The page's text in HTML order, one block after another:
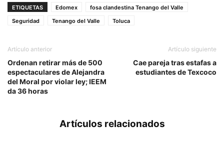
ETIQUETAS Edomex
fosa clandestina Tenango del Valle
Seguridad
Tenango del Valle Toluca
Artículo anterior
Ordenan retirar más de 500
espectaculares de Alejandra
del Moral por violar ley; IEEM
da 36 horas
Artículo siguiente
Cae pareja tras estafas a
estudiantes de Texcoco
Artículos relacionados